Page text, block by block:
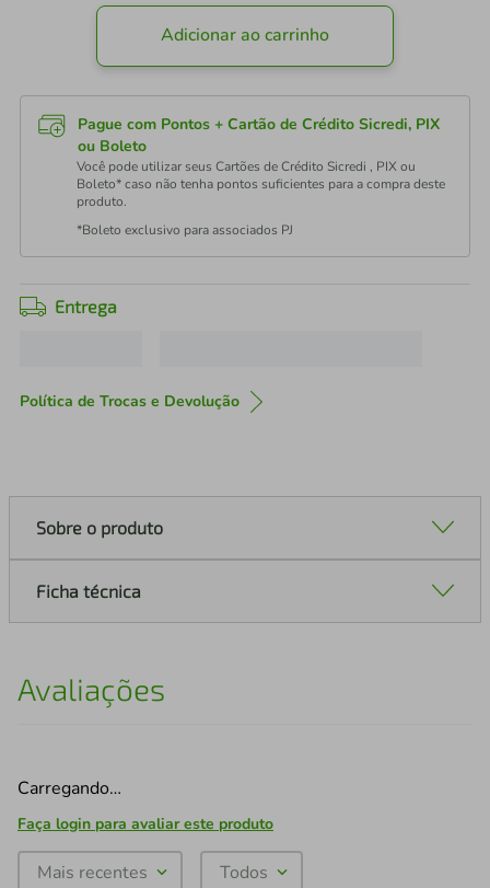
Adicionar ao carrinho
Pague com Pontos + Cartão de Crédito Sicredi, PIX
ou Boleto
Você pode utilizar seus Cartões de Crédito Sicredi , PIX ou
Boleto* caso não tenha pontos suficientes para a compra deste
produto.
*Boleto exclusivo para associados PJ
Entrega
Política de Trocas e Devolução
Sobre o produto
Ficha técnica
Avaliações
Carregando…
Faça login para avaliar este produto
Mais recentes Todos